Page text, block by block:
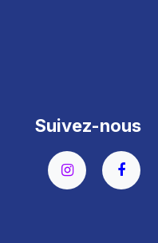
Suivez-nous